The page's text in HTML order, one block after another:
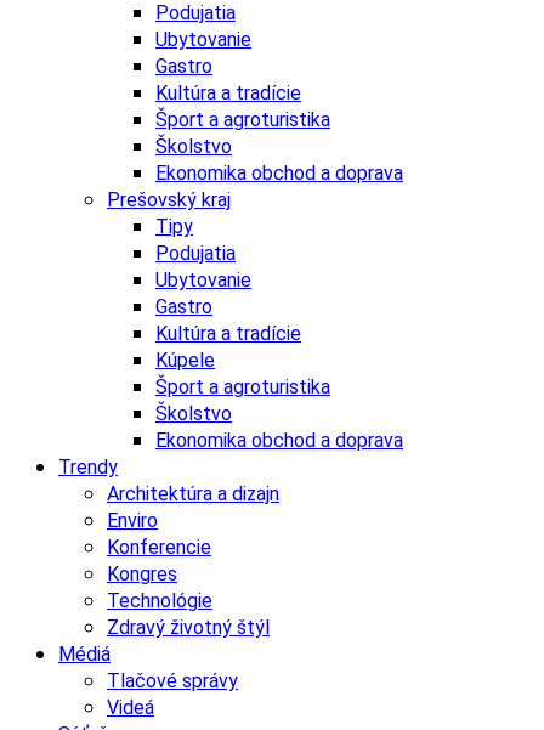
Podujatia
Ubytovanie
Gastro
Kultúra a tradície
Šport a agroturistika
Školstvo
Ekonomika obchod a doprava
Prešovský kraj
Tipy
Podujatia
Ubytovanie
Gastro
Kultúra a tradície
Kúpele
Šport a agroturistika
Školstvo
Ekonomika obchod a doprava
Trendy
Architektúra a dizajn
Enviro
Konferencie
Kongres
Technológie
Zdravý životný štýl
Médiá
Tlačové správy
Videá